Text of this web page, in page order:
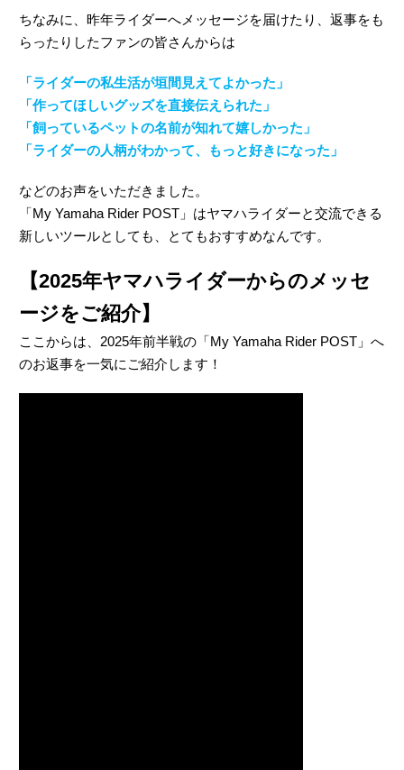
ちなみに、昨年ライダーへメッセージを届けたり、返事をも
らったりしたファンの皆さんからは
「ライダーの私生活が垣間見えてよかった」
「作ってほしいグッズを直接伝えられた」
「飼っているペットの名前が知れて嬉しかった」
「ライダーの人柄がわかって、もっと好きになった」
などのお声をいただきました。
「My Yamaha Rider POST」はヤマハライダーと交流できる
新しいツールとしても、とてもおすすめなんです。
【2025年ヤマハライダーからのメッセ
ージをご紹介】
ここからは、2025年前半戦の「My Yamaha Rider POST」へ
のお返事を一気にご紹介します！